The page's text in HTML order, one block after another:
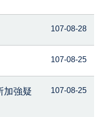
107-08-28
107-08-25
加強疑
107-08-25